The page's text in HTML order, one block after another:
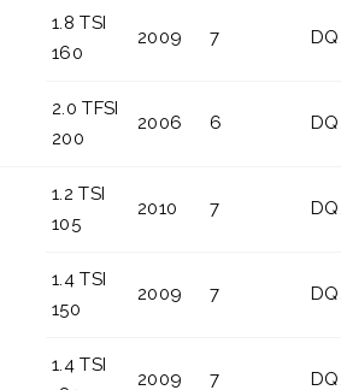
1.8 TSI
160
2009 7
2.0 TFSI
200
2006 6
1.2 TSI
105
2010 7
1.4 TSI
150
2009 7
1.4 TSI
2009 7